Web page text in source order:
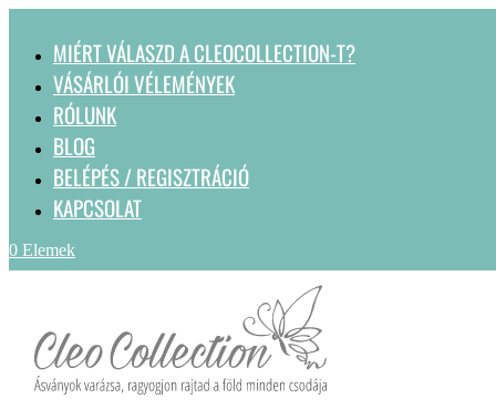
MIÉRT VÁLASZD A CLEOCOLLECTION-T?
VÁSÁRLÓI VÉLEMÉNYEK
RÓLUNK
BLOG
BELÉPÉS / REGISZTRÁCIÓ
KAPCSOLAT
0 Elemek